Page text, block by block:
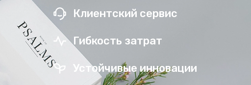
Клиентский сервис
Гибкость затрат
Устойчивые инновации